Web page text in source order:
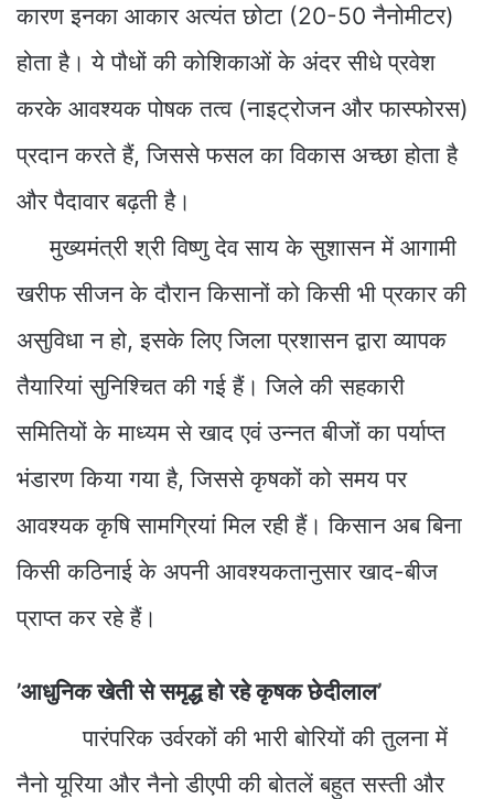
कारण इनका आकार अत्यंत छोटा (20-50 नैनोमीटर)
होता है। ये पौधों की कोशिकाओं के अंदर सीधे प्रवेश
करके आवश्यक पोषक तत्व (नाइट्रोजन और फास्फोरस)
प्रदान करते हैं, जिससे फसल का विकास अच्छा होता है
और पैदावार बढ़ती है।
मुख्यमंत्री श्री विष्णु देव साय के सुशासन में आगामी
खरीफ सीजन के दौरान किसानों को किसी भी प्रकार की
असुविधा न हो, इसके लिए जिला प्रशासन द्वारा व्यापक
तैयारियां सुनिश्चित की गई हैं। जिले की सहकारी
समितियों के माध्यम से खाद एवं उन्नत बीजों का पर्याप्त
भंडारण किया गया है, जिससे कृषकों को समय पर
आवश्यक कृषि सामग्रियां मिल रही हैं। किसान अब बिना
किसी कठिनाई के अपनी आवश्यकतानुसार खाद-बीज
प्राप्त कर रहे हैं।
’आधुनिक खेती से समृद्ध हो रहे कृषक छेदीलाल’
पारंपरिक उर्वरकों की भारी बोरियों की तुलना में
नैनो यूरिया और नैनो डीएपी की बोतलें बहुत सस्ती और